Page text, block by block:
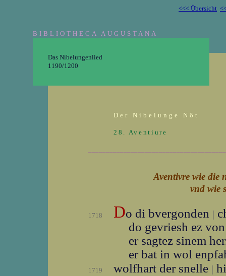
<<< Übersicht
BIBLIOTHECA AUGUSTANA
Das Nibelungenlied
1190/1200
Der Nibelunge Nôt
28. Aventiure
Aventivre wie die
vnd wie
1718 Do di bvergonden |
do gevriesh ez
er sagtez sinem
er bat in wol
1719 wolfhart der snelle |